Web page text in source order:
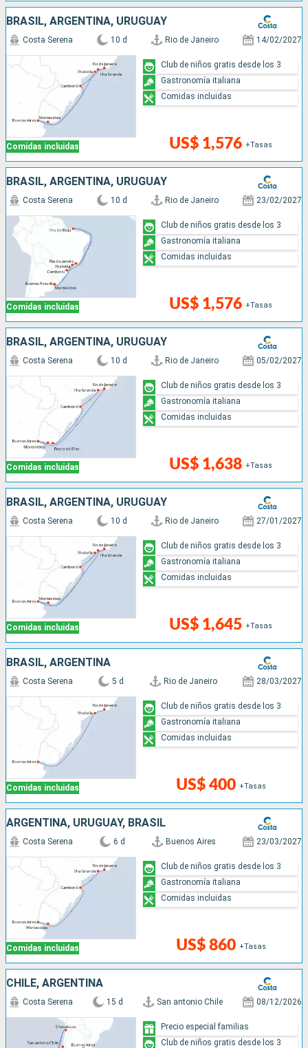
BRASIL, ARGENTINA, URUGUAY
Comidas incluidas
Costa Serena 10 d Rio de Janeiro 14/02/2027
US$ 1,576 +Tasas
Club de niños gratis desde los 3
Gastronomía italiana
Comidas incluidas
BRASIL, ARGENTINA, URUGUAY
Comidas incluidas
Costa Serena 10 d Rio de Janeiro 23/02/2027
US$ 1,576 +Tasas
Club de niños gratis desde los 3
Gastronomía italiana
Comidas incluidas
BRASIL, ARGENTINA, URUGUAY
Comidas incluidas
Costa Serena 10 d Rio de Janeiro 05/02/2027
US$ 1,638 +Tasas
Club de niños gratis desde los 3
Gastronomía italiana
Comidas incluidas
BRASIL, ARGENTINA, URUGUAY
Comidas incluidas
Costa Serena 10 d Rio de Janeiro 27/01/2027
US$ 1,645 +Tasas
Club de niños gratis desde los 3
Gastronomía italiana
Comidas incluidas
BRASIL, ARGENTINA
Comidas incluidas
Costa Serena 5 d Rio de Janeiro 28/03/2027
US$ 400 +Tasas
Club de niños gratis desde los 3
Gastronomía italiana
Comidas incluidas
ARGENTINA, URUGUAY, BRASIL
Comidas incluidas
Costa Serena 6 d Buenos Aires 23/03/2027
US$ 860 +Tasas
Club de niños gratis desde los 3
Gastronomía italiana
Comidas incluidas
CHILE, ARGENTINA
Costa Serena 15 d San antonio Chile 08/12/2026
Precio especial familias
Club de niños gratis desde los 3